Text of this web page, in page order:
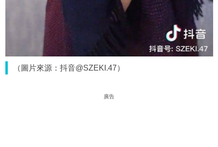
（圖片來源：抖音@SZEKI.47）
廣告